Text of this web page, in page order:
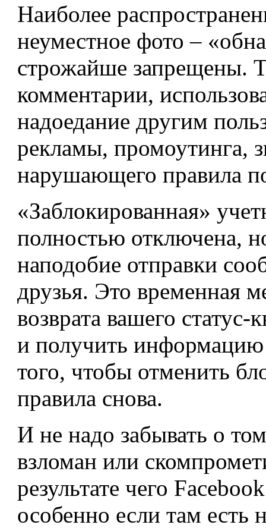
Наиболее
неуместное фото –
строжайше запрещены.
комментарии,
надоедание другим
рекламы, промоутинга,
нарушающего правила
«Заблокированная»
полностью отключена,
наподобие отправки
друзья. Это временная
возврата вашего
и получить информацию
того, чтобы отменить
правила снова.
И не надо забывать о
взломан или
результате чего
особенно если там есть